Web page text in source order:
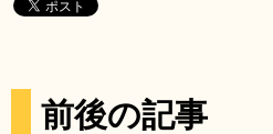
前後の記事